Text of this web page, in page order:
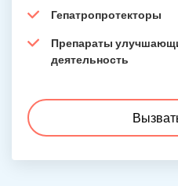
Гепатропротекторы
Препараты
деятельность